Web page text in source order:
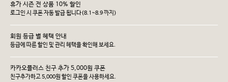
휴가 시즌 전 상품 10% 할인
로그인 시 쿠폰 자동 발급 됩니다(8.1~8.9 까지)
회원 등급 별 혜택 안내
등급에 따른 할인 및 관리 헤택을 확인해 보세요.
카카오플러스 친구 추가 5,000원 쿠폰
친구추가하고 5,000원 할인 쿠폰을 사용하세요.